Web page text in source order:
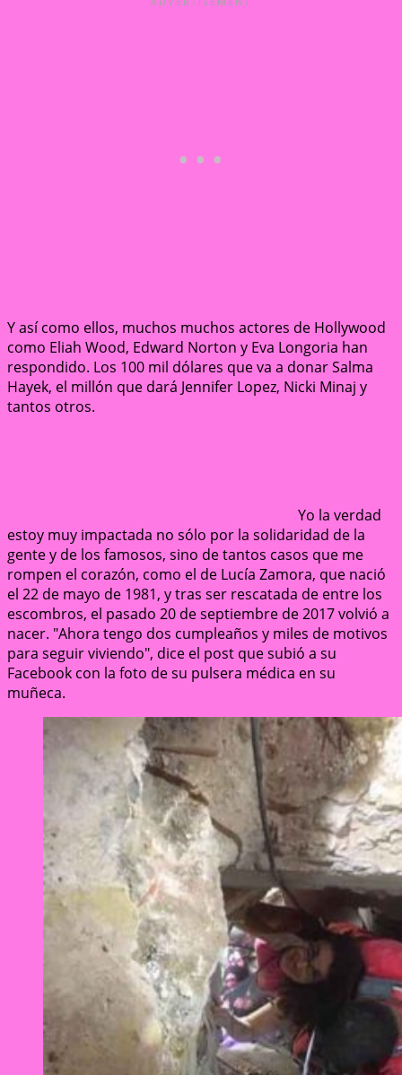
Y así como ellos, muchos muchos actores de Hollywood
como Eliah Wood, Edward Norton y Eva Longoria han
respondido. Los 100 mil dólares que va a donar Salma
Hayek, el millón que dará Jennifer Lopez, Nicki Minaj y
tantos otros.
Yo la verdad
estoy muy impactada no sólo por la solidaridad de la
gente y de los famosos, sino de tantos casos que me
rompen el corazón, como el de Lucía Zamora, que nació
el 22 de mayo de 1981, y tras ser rescatada de entre los
escombros, el pasado 20 de septiembre de 2017 volvió a
nacer. "Ahora tengo dos cumpleaños y miles de motivos
para seguir viviendo", dice el post que subió a su
Facebook con la foto de su pulsera médica en su
muñeca.